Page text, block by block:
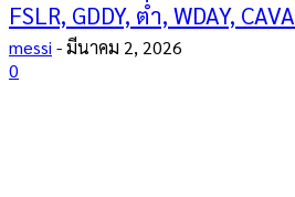
FSLR, GDDY, ต่ำ, WDAY, CAVA
messi -มีนาคม 2, 2026
0